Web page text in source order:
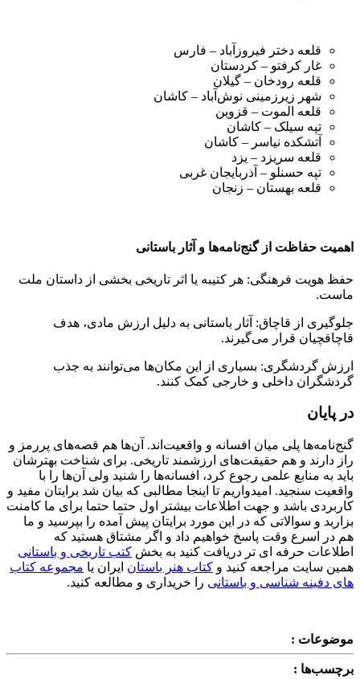
قلعه دختر فیروزآباد – فارس
غار کرفتو – کردستان
قلعه رودخان – گیلان
شهر زیرزمینی نوش‌آباد – کاشان
قلعه الموت – قزوین
تپه سیلک – کاشان
آتشکده نیاسر – کاشان
قلعه سریزد – یزد
تپه حسنلو – آذربایجان غربی
قلعه بهستان – زنجان
اهمیت حفاظت از گنج‌نامه‌ها و آثار باستانی
حفظ هویت فرهنگی: هر کتیبه یا اثر تاریخی بخشی از داستان ملت
ماست.
جلوگیری از قاچاق: آثار باستانی به دلیل ارزش مادی، هدف
قاچاقچیان قرار می‌گیرند.
ارزش گردشگری: بسیاری از این مکان‌ها می‌توانند به جذب
گردشگران داخلی و خارجی کمک کنند.
در پایان
گنج‌نامه‌ها پلی میان افسانه و واقعیت‌اند. آن‌ها هم قصه‌های پررمز و
راز دارند و هم حقیقت‌های ارزشمند تاریخی. برای شناخت بهترشان
باید به منابع علمی رجوع کرد، افسانه‌ها را شنید ولی آن‌ها را با
واقعیت سنجید. امیدواریم تا اینجا مطالبی که بیان شد برایتان مفید و
کاربردی باشد و جهت اطلاعات بیشتر اول حتما حتما برای ما کامنت
بزارید و سوالاتی که در این مورد برایتان پیش آمده را بپرسید و ما
هم در اسرع وقت پاسخ خواهیم داد و اگر مشتاق هستید که
اطلاعات حرفه ای تر دریافت کنید به بخش کتب تاریخی و باستانی
همین سایت مراجعه کنید و کتاب هنر باستان ایران یا مجموعه کتاب
های دفینه شناسی و باستانی را خریداری و مطالعه کنید.
موضوعات :
برچسب‌ها :